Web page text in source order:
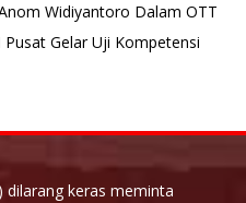
Widiyantoro Dalam OTT
Gelar Uji Kompetensi
dilarang keras meminta